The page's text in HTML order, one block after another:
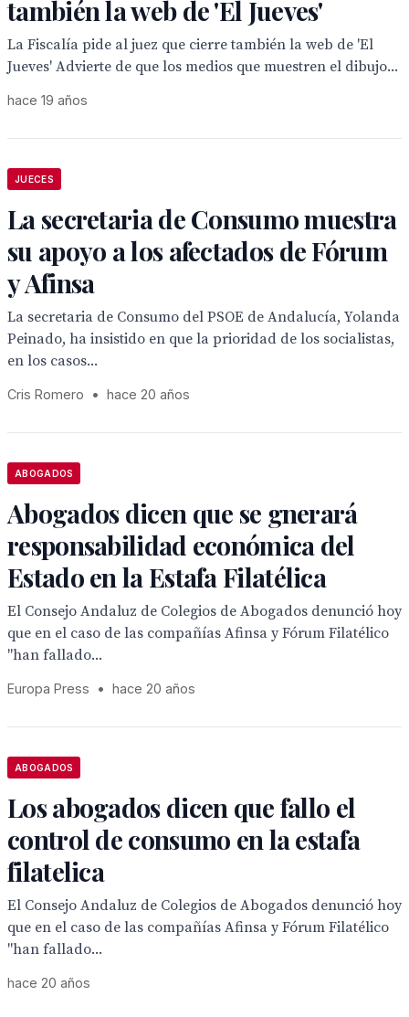
también la web de 'El Jueves'
La Fiscalía pide al juez que cierre también la web de 'El
Jueves' Advierte de que los medios que muestren el dibujo...
hace 19 años
JUECES
La secretaria de Consumo muestra
su apoyo a los afectados de Fórum
y Afinsa
La secretaria de Consumo del PSOE de Andalucía, Yolanda
Peinado, ha insistido en que la prioridad de los socialistas,
en los casos...
Cris Romero • hace 20 años
ABOGADOS
Abogados dicen que se gnerará
responsabilidad económica del
Estado en la Estafa Filatélica
El Consejo Andaluz de Colegios de Abogados denunció hoy
que en el caso de las compañías Afinsa y Fórum Filatélico
"han fallado...
Europa Press • hace 20 años
ABOGADOS
Los abogados dicen que fallo el
control de consumo en la estafa
filatelica
El Consejo Andaluz de Colegios de Abogados denunció hoy
que en el caso de las compañías Afinsa y Fórum Filatélico
"han fallado...
hace 20 años